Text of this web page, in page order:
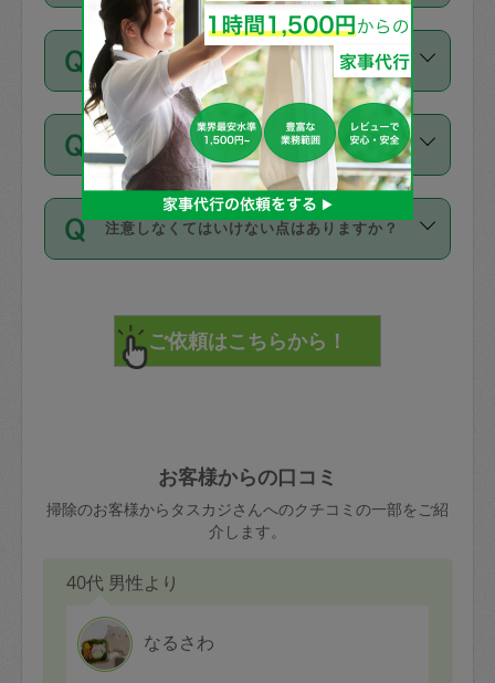
バックグラウンドや得意分野はプロフィ
ールに記載していますので、各自の得意
分野を見極めて、目的に合わせてお仕事
を依頼してください。
ジさんが活動されています。
※テストセンターの講評は１件目のレビュ
ーとして記載されていますので依頼の際
に参考にしてください。
参考：【詳細】タスカジさんの登録に際
して面接や教育は実施していますか？
をさせたりした場合が対象で、補償金額
は対物1000万円、対人1億円が上限で
す。
万が一損害が発生した場合は、その場の
写真を撮り、
タスカジサポートセンターまでご連絡く
ださい。
詳細FAQ：
損害賠償保険について教えて
ただし、72時間を切った直前の日程では
タスカジさんへ「募集」をかけることが
可能です。
キャンセル料には、以下の2種類がありま
す。
1. 直前キャンセル（定期、スポット契約
共通）
・タスカジさんのお仕事開始予定時間前
72時間を超える※と、以下のキャンセル
料が発生します。
直前キャンセル料：
72時間前〜24時間前＝依頼料金の50%
依頼者不在による当日キャンセル＝依頼
金額の100%＋交通費全額
合、水曜日午前9時以降はキャンセル料が
発生
水曜日9時〜金曜日9時まで＝依頼料金の
50%
お試し利用はできますか？
「お試し利用」というメニューはありま
せんが、「一回のみ」依頼を活用するこ
とによって、気に入ったタスカジさんを
見つけることができます。
まず、条件の合う気になるタスカジさ
みてください。
その後、一番気に入ったタスカジさんに
不在の場合にもお願いできますか？
不在の場合の作業はタスカジさんの同意
が必要です。数回の依頼ののち、タスカ
ジさんと依頼者の間で十分な信頼関係が
てください。
不在時に部屋に入るためにタスカジさん
きた場合は損害保険の対象外となるので
ご注意ください。
注意しなくてはいけない点はありますか？
で、必ず鍵のかかるロッカーや金庫に入
れて依頼者の責任の元管理するよう心掛
けてください。
あわせてこちらも参照ください ： 初めて
利用します。注意しなくてはいけない点
はありますか？
お客様からの口コミ
掃除のお客様からタスカジさんへのクチコミの一部をご紹
介します。
40代 男性より
なるさわ